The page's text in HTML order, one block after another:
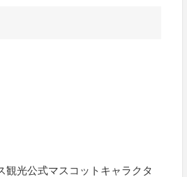
光公式マスコットキャラクタ